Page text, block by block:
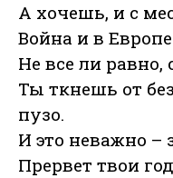
А хочешь, и с
Война и в
Не все ли
Ты ткнешь от
пузо.
И это неважно –
Прервет твои